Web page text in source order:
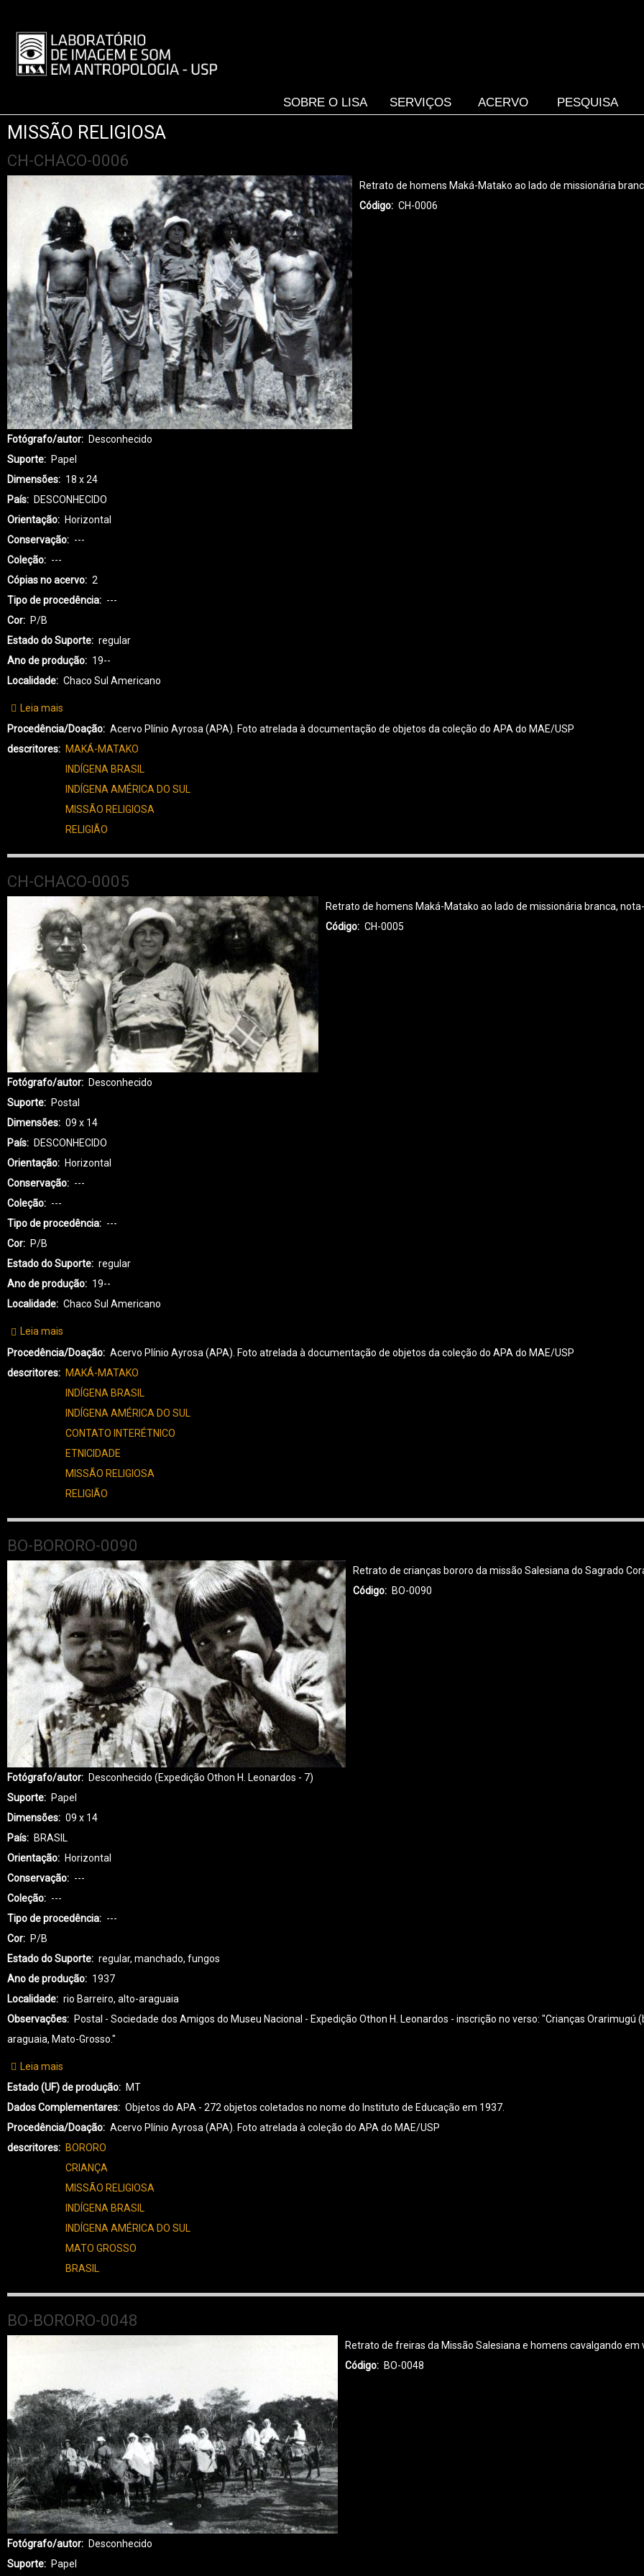
para
conteúdo
LISA
MENU
SOBRE O LISA SERVIÇOS ACERVO PESQUISA
MISSÃO RELIGIOSA
CH-CHACO-0006
Retrato de homens Maká-Matako ao lado de missionária
Código
CH-0006
Fotógrafo/autor
Desconhecido
Suporte
Papel
Dimensões
18 x 24
País
DESCONHECIDO
Orientação
Horizontal
Conservação
---
Coleção
---
Cópias no acervo
2
Tipo de procedência
---
Cor
P/B
Estado do Suporte
regular
Ano de produção
19--
Localidade
Chaco Sul Americano
Leia mais
CH-
CHACO-
0006
Procedência/Doação
Acervo Plínio Ayrosa (APA). Foto atrelada à documentação de objetos da coleção do APA do MAE/USP
descritores
MAKÁ-MATAKO
INDÍGENA BRASIL
INDÍGENA AMÉRICA DO SUL
MISSÃO RELIGIOSA
RELIGIÃO
CH-CHACO-0005
Retrato de homens Maká-Matako ao lado de missionária branca,
Código
CH-0005
Fotógrafo/autor
Desconhecido
Suporte
Postal
Dimensões
09 x 14
País
DESCONHECIDO
Orientação
Horizontal
Conservação
---
Coleção
---
Tipo de procedência
---
Cor
P/B
Estado do Suporte
regular
Ano de produção
19--
Localidade
Chaco Sul Americano
Leia mais
CH-
CHACO-
0005
Procedência/Doação
Acervo Plínio Ayrosa (APA). Foto atrelada à documentação de objetos da coleção do APA do MAE/USP
descritores
MAKÁ-MATAKO
INDÍGENA BRASIL
INDÍGENA AMÉRICA DO SUL
CONTATO INTERÉTNICO
ETNICIDADE
MISSÃO RELIGIOSA
RELIGIÃO
BO-BORORO-0090
Retrato de crianças bororo da missão Salesiana do Sagrado
Código
BO-0090
Fotógrafo/autor
Desconhecido (Expedição Othon H. Leonardos - 7)
Suporte
Papel
Dimensões
09 x 14
País
BRASIL
Orientação
Horizontal
Conservação
---
Coleção
---
Tipo de procedência
---
Cor
P/B
Estado do Suporte
regular, manchado, fungos
Ano de produção
1937
Localidade
rio Barreiro, alto-araguaia
Observações
Postal - Sociedade dos Amigos do Museu Nacional - Expedição Othon H. Leonardos - inscrição no verso: "Crianças
araguaia, Mato-Grosso."
Leia mais
BO-
BORORO-
0090
Estado (UF) de produção
MT
Dados Complementares
Objetos do APA - 272 objetos coletados no nome do Instituto de Educação em 1937.
Procedência/Doação
Acervo Plínio Ayrosa (APA). Foto atrelada à coleção do APA do MAE/USP
descritores
BORORO
CRIANÇA
MISSÃO RELIGIOSA
INDÍGENA BRASIL
INDÍGENA AMÉRICA DO SUL
MATO GROSSO
BRASIL
BO-BORORO-0048
Retrato de freiras da Missão Salesiana e homens cavalgando em
Código
BO-0048
Fotógrafo/autor
Desconhecido
Suporte
Papel